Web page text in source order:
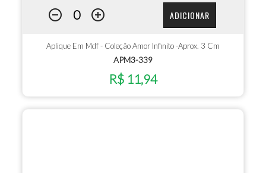
ADICIONAR
Aplique Em Mdf - Coleção Amor Infinito -Aprox. 3 Cm
APM3-339
R$ 11,94